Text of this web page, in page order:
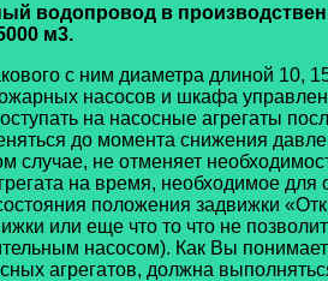
водопровод в
м3.
с ним диаметра длиной 10,
насосов и шкафа
на насосные агрегаты
до момента снижения
случае, не отменяет
на время, необходимое
положения задвижки
или еще что то что не
насосом). Как Вы
агрегатов, должна